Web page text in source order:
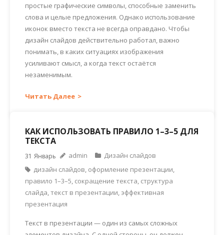
простые графические символы, способные заменить
слова и целые предложения. Однако использование
иконок вместо текста не всегда оправдано. Чтобы
дизайн слайдов действительно работал, важно
понимать, в каких ситуациях изображения
усиливают смысл, а когда текст остаётся
незаменимым.
Читать Далее
КАК ИСПОЛЬЗОВАТЬ ПРАВИЛО 1–3–5 ДЛЯ
ТЕКСТА
31 Январь admin
Дизайн слайдов
дизайн слайдов оформление презентации
правило 1–3–5 сокращение текста структура
слайда текст в презентации эффективная
презентация
Текст в презентации — один из самых сложных